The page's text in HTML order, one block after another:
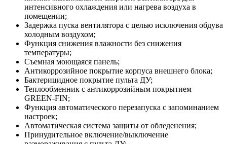
интенсивного охлаждения или нагрева воздуха в
помещении;
Задержка пуска вентилятора с целью исключения обдува
холодным воздухом;
Функция снижения влажности без снижения
температуры;
Съемная моющаяся панель;
Антикоррозийное покрытие корпуса внешнего блока;
Бактерицидное покрытие пульта ДУ;
Теплообменник с антикоррозийным покрытием
GREEN-FIN;
Функция автоматического перезапуска с запоминанием
настроек;
Автоматическая система защиты от обледенения;
Принудительное включение/выключение